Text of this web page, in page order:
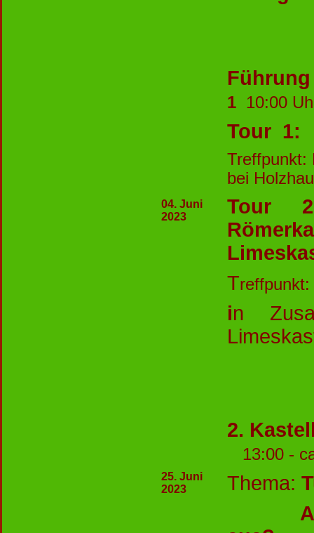
04. Juni
2023
1 10:00
Tour 1:
Treffpunkt:
bei
Tour
T
in
25. Juni
2023
2.
13:00 -
Thema:
Aber